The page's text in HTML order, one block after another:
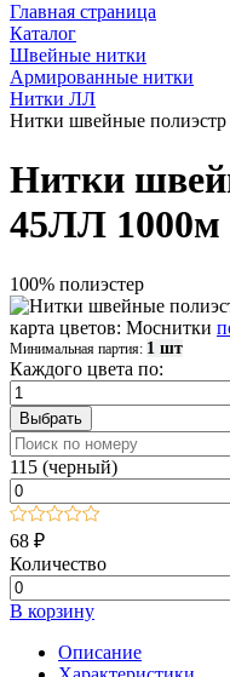
Главная страница
Каталог
Швейные нитки
Армированные нитки
Нитки ЛЛ
Нитки швейные
Нитки
45ЛЛ 1000м
100% полиэстер
карта цветов: Моснитки
Минимальная партия: 1 шт
Каждого цвета по:
115 (черный)
68 ₽
Количество
В корзину
Описание